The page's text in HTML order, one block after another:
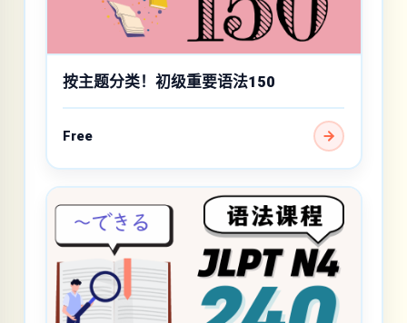
按主题分类！初级重要语法150
Free